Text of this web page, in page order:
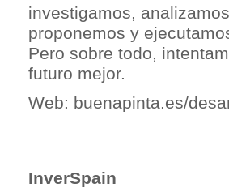
investigamos,
proponemos y
Pero sobre todo,
futuro mejor.
Web: buenapinta.es/
InverSpain